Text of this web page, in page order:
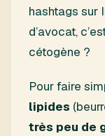
hashtags sur
d’avocat,
cétogène ?
Pour faire
lipides
très peu de